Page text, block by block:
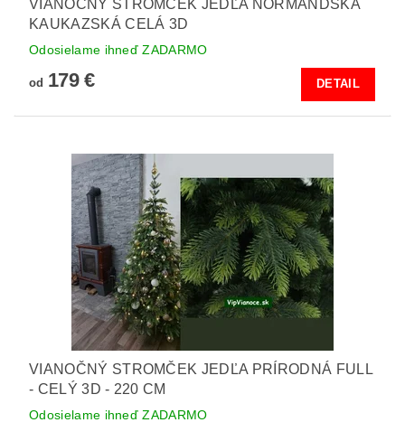
VIANOČNÝ STROMČEK JEDĽA NORMANDSKÁ
KAUKAZSKÁ CELÁ 3D
Odosielame ihneď ZADARMO
od 179 € DETAIL
VIANOČNÝ STROMČEK JEDĽA PRÍRODNÁ FULL
- CELÝ 3D - 220 CM
Odosielame ihneď ZADARMO